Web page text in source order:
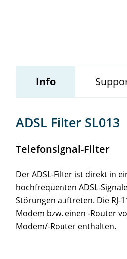
Info
ADSL Filter SL013
Telefonsignal-Filter
Der ADSL-Filter ist direkt in
hochfrequenten ADSL-
Störungen auftreten. Die RJ-
Modem bzw. einen -Router
Modem/-Router enthalten.